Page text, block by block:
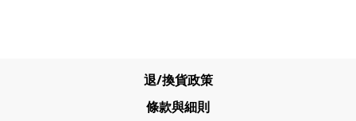
退/換貨政策
條款與細則